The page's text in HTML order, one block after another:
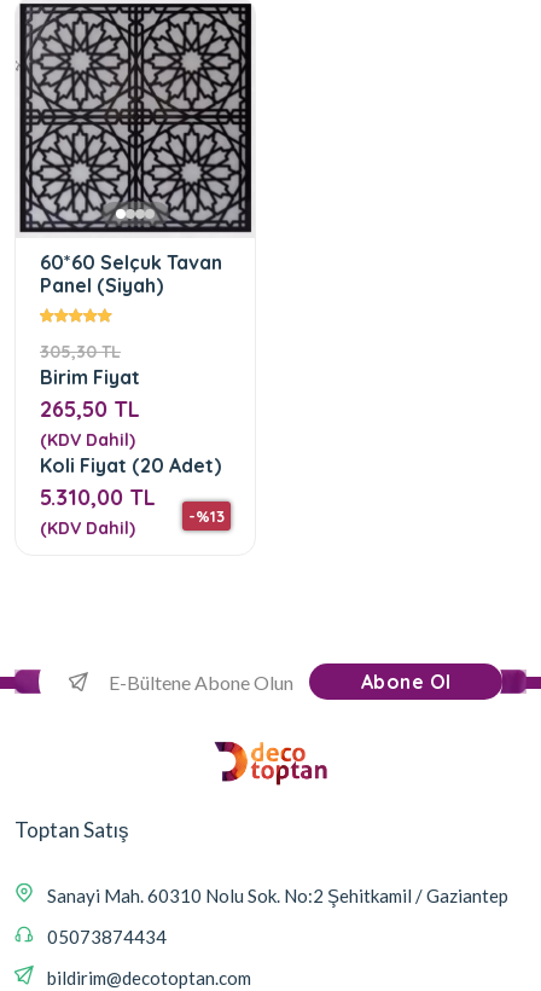
60*60 Selçuk Tavan
Panel (Siyah)
305,30 TL
-%13
Birim Fiyat
265,50 TL
(KDV Dahil)
Koli Fiyat (20 Adet)
5.310,00 TL
(KDV Dahil)
Abone Ol
Toptan Satış
Sanayi Mah. 60310 Nolu Sok. No:2 Şehitkamil / Gaziantep
05073874434
bildirim@decotoptan.com